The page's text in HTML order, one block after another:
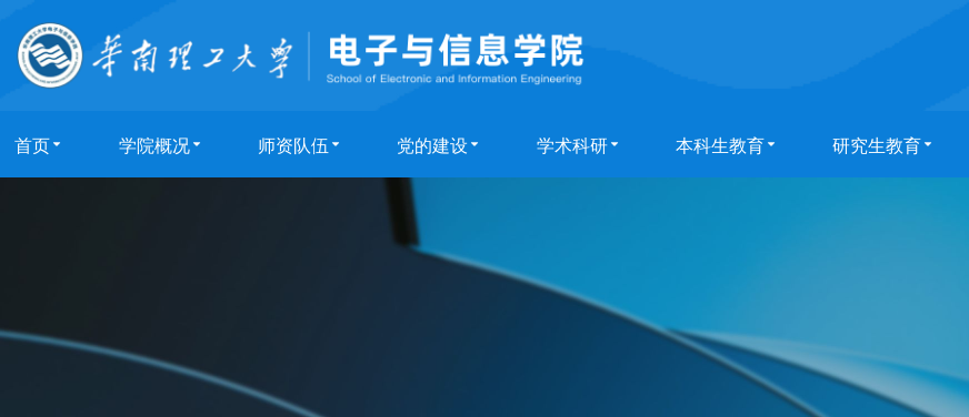
首页 学院概况 师资队伍 党的建设 学术科研 本科生教育 研究生教育